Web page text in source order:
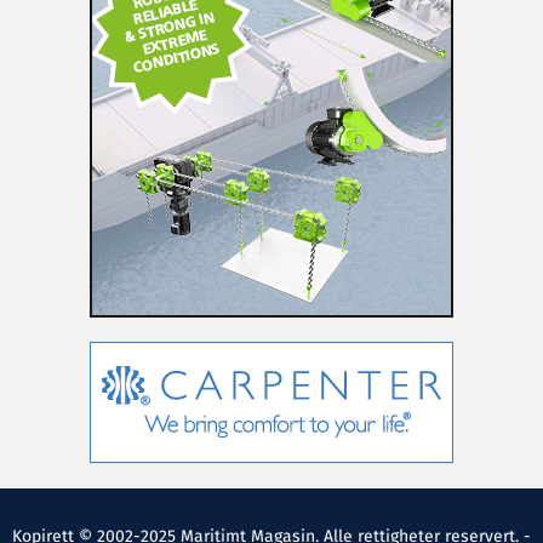
Kopirett © 2002-2025 Maritimt Magasin. Alle rettigheter reservert. -